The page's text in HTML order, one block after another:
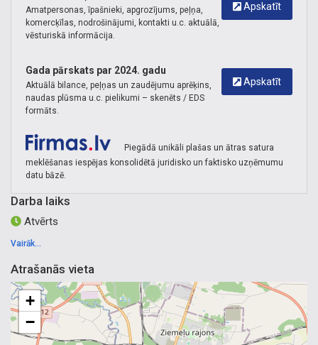
sagataves. Mēbeļu ražošana pēc individuāla pasūtījuma.
Apskatīt
Amatpersonas, īpašnieki, apgrozījums, peļņa,
komercķīlas, nodrošinājumi, kontakti u.c. aktuālā,
vēsturiskā informācija.
Apskatīt
Gada pārskats par 2024. gadu
Aktuālā bilance, peļņas un zaudējumu aprēķins,
naudas plūsma u.c. pielikumi – skenēts / EDS
formāts.
Piegādā unikāli plašas un ātras satura
meklēšanas iespējas konsolidētā juridisko un faktisko uzņēmumu
datu bāzē.
Darba laiks
Atvērts
Vairāk...
Atrašanās vieta
+
−